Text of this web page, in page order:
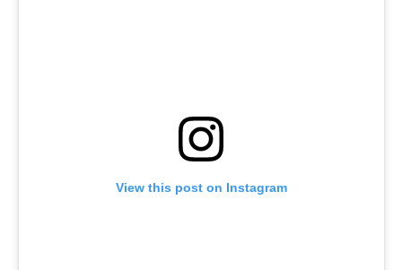
View this post on Instagram